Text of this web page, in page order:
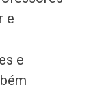
e
e